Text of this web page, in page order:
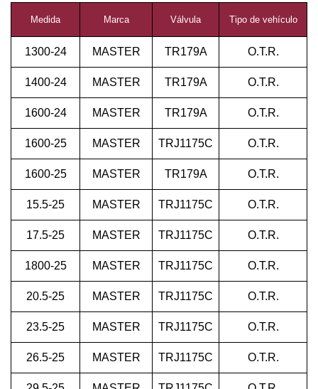
Medida Marca Válvula Tipo de vehículo
1300-24 MASTER TR179A O.T.R.
1400-24 MASTER TR179A O.T.R.
1600-24 MASTER TR179A O.T.R.
1600-25 MASTER TRJ1175C O.T.R.
1600-25 MASTER TR179A O.T.R.
15.5-25 MASTER TRJ1175C O.T.R.
17.5-25 MASTER TRJ1175C O.T.R.
1800-25 MASTER TRJ1175C O.T.R.
20.5-25 MASTER TRJ1175C O.T.R.
23.5-25 MASTER TRJ1175C O.T.R.
26.5-25 MASTER TRJ1175C O.T.R.